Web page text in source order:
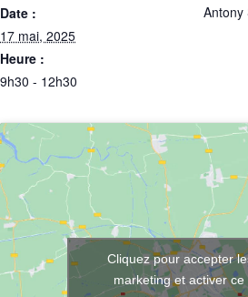
Date :
17 mai, 2025
Heure :
9h30 - 12h30
Antony
Cliquez pour accepter
marketing et activer ce